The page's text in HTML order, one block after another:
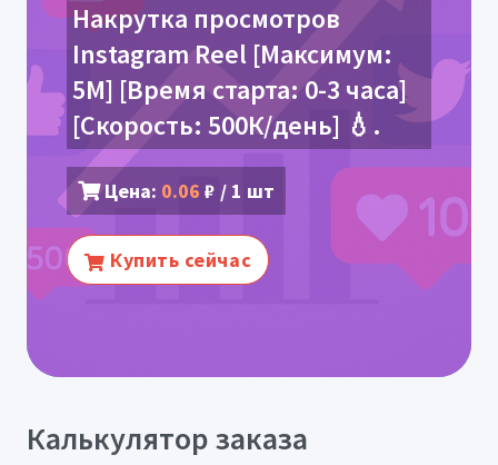
Накрутка просмотров
Instagram Reel [Максимум:
5М] [Время старта: 0-3 часа]
[Скорость: 500К/день] 💧.
Цена: 0.06 ₽ / 1 шт
Купить сейчас
Калькулятор заказа